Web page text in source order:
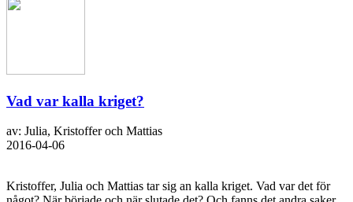
Vad var kalla kriget?
av: Julia, Kristoffer och Mattias
2016-04-06
Kristoffer, Julia och Mattias tar sig an kalla kriget. Vad var det för